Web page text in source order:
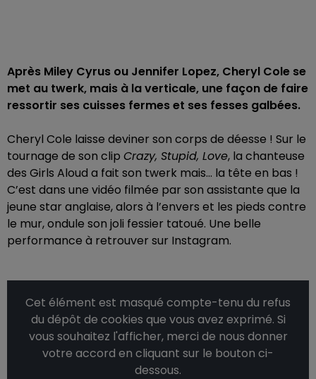
Après Miley Cyrus ou Jennifer Lopez, Cheryl Cole se
met au twerk, mais à la verticale, une façon de faire
ressortir ses cuisses fermes et ses fesses galbées.
Cheryl Cole laisse deviner son corps de déesse ! Sur le
tournage de son clip Crazy, Stupid, Love, la chanteuse
des Girls Aloud a fait son twerk mais... la tête en bas !
C’est dans une vidéo filmée par son assistante que la
jeune star anglaise, alors à l’envers et les pieds contre
le mur, ondule son joli fessier tatoué. Une belle
performance à retrouver sur Instagram.
Cet élément est masqué compte-tenu du refus
du dépôt de cookies que vous avez exprimé. Si
vous souhaitez l'afficher, merci de nous donner
votre accord en cliquant sur le bouton ci-
dessous.